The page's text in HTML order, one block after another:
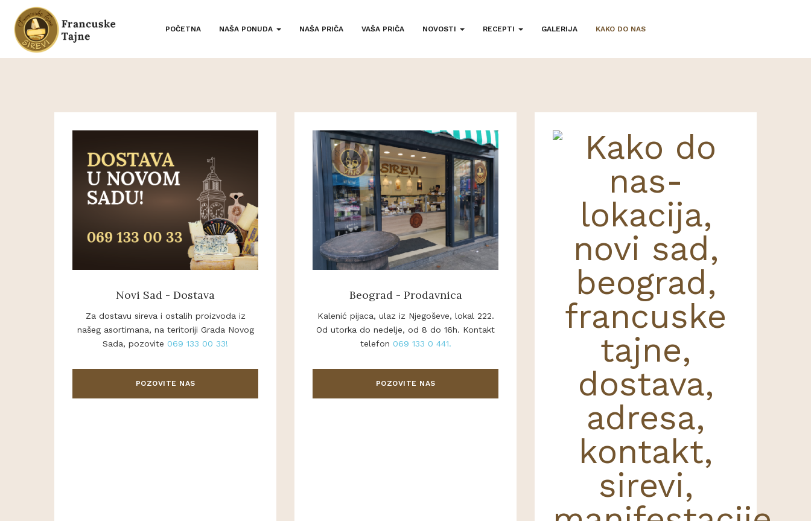
POČETNA NAŠA PONUDA NAŠA PRIČA VAŠA PRIČA NOVOSTI RECEPTI GALERIJA KAKO DO NAS
Novi Sad - Dostava
Za dostavu sireva i ostalih proizvoda iz
našeg asortimana, na teritoriji Grada Novog
Sada, pozovite 069 133 00 33!
POZOVITE NAS
Beograd - Prodavnica
Kalenić pijaca, ulaz iz Njegoševe, lokal 222.
Od utorka do nedelje, od 8 do 16h. Kontakt
telefon 069 133 0 441.
POZOVITE NAS